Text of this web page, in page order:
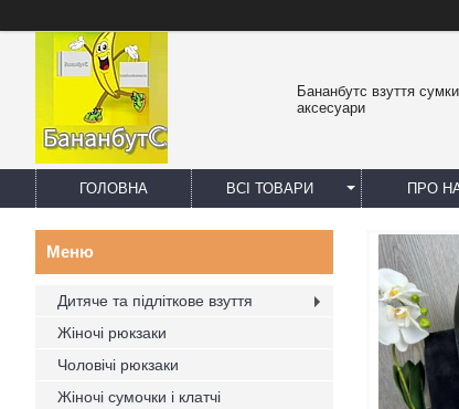
Бананбутс взуття
аксесуари
ГОЛОВНА ВСІ ТОВАРИ ПРО
Дитяче та підліткове взуття
Жіночі рюкзаки
Чоловічі рюкзаки
Жіночі сумочки і клатчі